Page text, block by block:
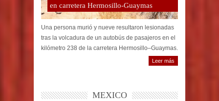
en carretera Hermosillo-Guaymas
Una persona murió y nueve resultaron lesionadas
tras la volcadura de un autobús de pasajeros en el
kilómetro 238 de la carretera Hermosillo–Guaymas.
Leer más
MEXICO